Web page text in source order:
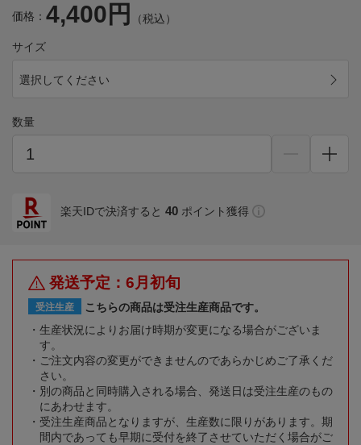
価格： 4,400円 （税込）
サイズ
選択してください
数量
楽天IDで決済すると 40 ポイント獲得
発送予定：6月初旬
受注生産
こちらの商品は受注生産商品です。
生産状況によりお届け時期が変更になる場合がございま
す。
ご注文内容の変更ができませんのであらかじめご了承くだ
さい。
別の商品と同時購入される場合、発送日は受注生産のもの
にあわせます。
受注生産商品となりますが、生産数に限りがあります。期
間内であっても早期に受付を終了させていただく場合がご